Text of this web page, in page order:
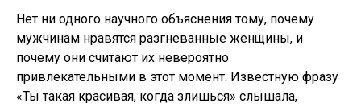
Нет ни одного научного объяснения тому, почему
мужчинам нравятся разгневанные женщины, и
почему они считают их невероятно
привлекательными в этот момент. Известную фразу
«Ты такая красивая, когда злишься» слышала,